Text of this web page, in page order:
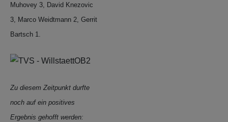
Muhovey 3, David Knezovic
3, Marco Weidtmann 2, Gerrit
Bartsch 1.
Zu diesem Zeitpunkt durfte
noch auf ein positives
Ergebnis gehofft werden: